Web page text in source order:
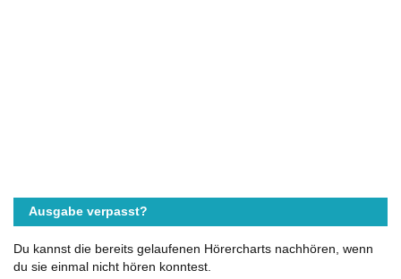
Ausgabe verpasst?
Du kannst die bereits gelaufenen Hörercharts nachhören, wenn
du sie einmal nicht hören konntest.